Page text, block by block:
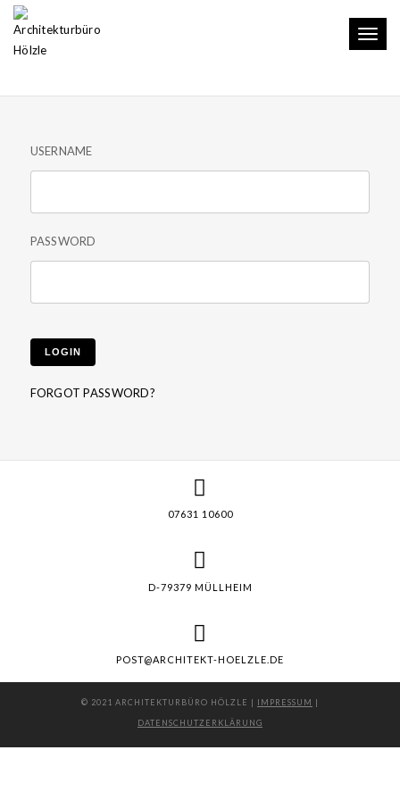
Toggle
LOGIN
USERNAME
PASSWORD
LOGIN
FORGOT PASSWORD?
07631 10600
D-79379 MÜLLHEIM
POST@ARCHITEKT-HOELZLE.DE
© 2021 ARCHITEKTURBÜRO HÖLZLE | IMPRESSUM |
DATENSCHUTZERKLÄRUNG